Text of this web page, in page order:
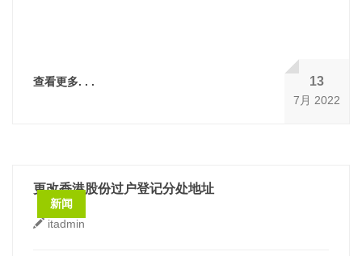
查看更多. . . 13
7月 2022
新闻
更改香港股份过户登记分处地址
itadmin